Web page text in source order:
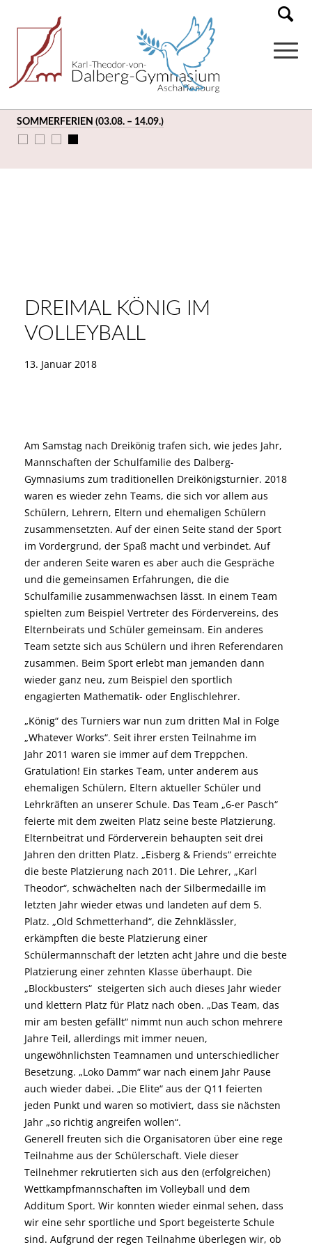
SOMMERFERIEN (03.08. – 14.09.)
DREIMAL KÖNIG IM
VOLLEYBALL
13. Januar 2018
Am Samstag nach Dreikönig trafen sich, wie jedes Jahr,
Mannschaften der Schulfamilie des Dalberg-
Gymnasiums zum traditionellen Dreikönigsturnier. 2018
waren es wieder zehn Teams, die sich vor allem aus
Schülern, Lehrern, Eltern und ehemaligen Schülern
zusammensetzten. Auf der einen Seite stand der Sport
im Vordergrund, der Spaß macht und verbindet. Auf
der anderen Seite waren es aber auch die Gespräche
und die gemeinsamen Erfahrungen, die die
Schulfamilie zusammenwachsen lässt. In einem Team
spielten zum Beispiel Vertreter des Fördervereins, des
Elternbeirats und Schüler gemeinsam. Ein anderes
Team setzte sich aus Schülern und ihren Referendaren
zusammen. Beim Sport erlebt man jemanden dann
wieder ganz neu, zum Beispiel den sportlich
engagierten Mathematik- oder Englischlehrer.
„König“ des Turniers war nun zum dritten Mal in Folge
„Whatever Works“. Seit ihrer ersten Teilnahme im
Jahr 2011 waren sie immer auf dem Treppchen.
Gratulation! Ein starkes Team, unter anderem aus
ehemaligen Schülern, Eltern aktueller Schüler und
Lehrkräften an unserer Schule. Das Team „6-er Pasch“
feierte mit dem zweiten Platz seine beste Platzierung.
Elternbeitrat und Förderverein behaupten seit drei
Jahren den dritten Platz. „Eisberg & Friends“ erreichte
die beste Platzierung nach 2011. Die Lehrer, „Karl
Theodor“, schwächelten nach der Silbermedaille im
letzten Jahr wieder etwas und landeten auf dem 5.
Platz. „Old Schmetterhand“, die Zehnklässler,
erkämpften die beste Platzierung einer
Schülermannschaft der letzten acht Jahre und die beste
Platzierung einer zehnten Klasse überhaupt. Die
„Blockbusters“ steigerten sich auch dieses Jahr wieder
und klettern Platz für Platz nach oben. „Das Team, das
mir am besten gefällt“ nimmt nun auch schon mehrere
Jahre Teil, allerdings mit immer neuen,
ungewöhnlichsten Teamnamen und unterschiedlicher
Besetzung. „Loko Damm“ war nach einem Jahr Pause
auch wieder dabei. „Die Elite“ aus der Q11 feierten
jeden Punkt und waren so motiviert, dass sie nächsten
Jahr „so richtig angreifen wollen“.
Generell freuten sich die Organisatoren über eine rege
Teilnahme aus der Schülerschaft. Viele dieser
Teilnehmer rekrutierten sich aus den (erfolgreichen)
Wettkampfmannschaften im Volleyball und dem
Additum Sport. Wir konnten wieder einmal sehen, dass
wir eine sehr sportliche und Sport begeisterte Schule
sind. Aufgrund der regen Teilnahme überlegen wir, ob